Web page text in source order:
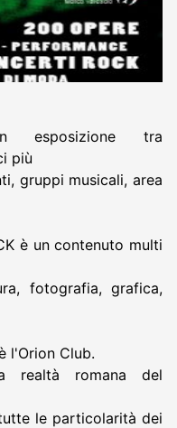
tra
più
gruppi musicali, area
è un contenuto multi
fotografia, grafica,
l'Orion Club.
realtà romana del
le particolarità dei